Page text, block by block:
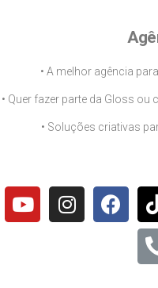
• A melhor agência
• Quer fazer parte da Gloss
• Soluções criativas